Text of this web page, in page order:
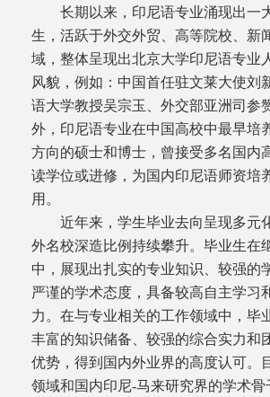
长期以来，印尼语专业涌现出一
生，活跃于外交外贸、高等院校、新
域，整体呈现出北京大学印尼语专业
风貌，例如：中国首任驻文莱大使刘
语大学教授吴宗玉、外交部亚洲司参
外，印尼语专业在中国高校中最早培
方向的硕士和博士，曾接受多名国内
读学位或进修，为国内印尼语师资培
用。
近年来，学生毕业去向呈现多元
外名校深造比例持续攀升。毕业生在
中，展现出扎实的专业知识、较强的
严谨的学术态度，具备较高自主学习
力。在与专业相关的工作领域中，毕
丰富的知识储备、较强的综合实力和
优势，得到国内外业界的高度认可。
领域和国内印尼-马来研究界的学术骨